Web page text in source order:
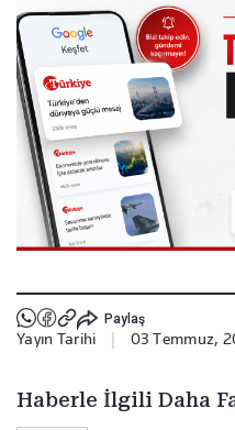
Paylaş
Yayın Tarihi 03 Temmuz,
Haberle İlgili Daha